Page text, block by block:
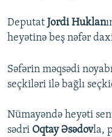
Deputat Jordi Huklan
heyətinə beş nəfər
Səfərin məqsədi
seçkiləri ilə bağlı
Nümayəndə heyəti
sədri Oqtay Əsədovla,